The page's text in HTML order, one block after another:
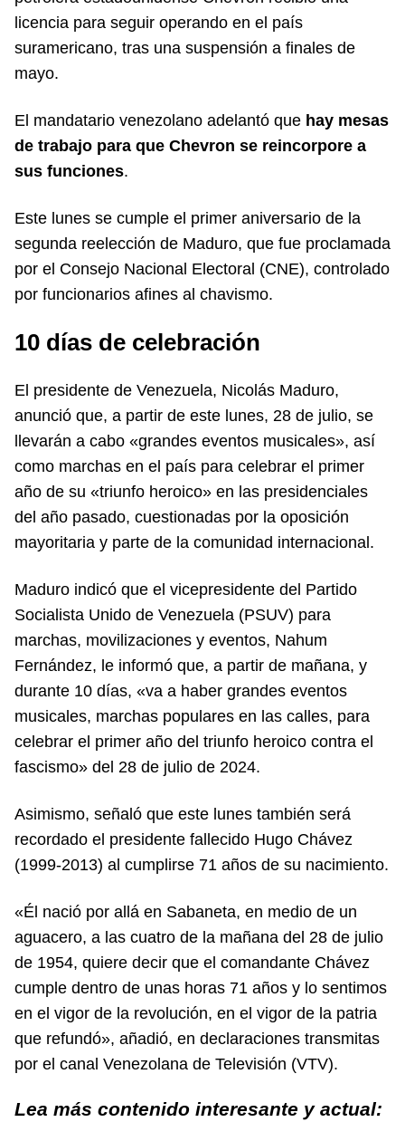
licencia para seguir operando en el país
suramericano, tras una suspensión a finales de
mayo.
El mandatario venezolano adelantó que hay mesas
de trabajo para que Chevron se reincorpore a
sus funciones.
Este lunes se cumple el primer aniversario de la
segunda reelección de Maduro, que fue proclamada
por el Consejo Nacional Electoral (CNE), controlado
por funcionarios afines al chavismo.
10 días de celebración
El presidente de Venezuela, Nicolás Maduro,
anunció que, a partir de este lunes, 28 de julio, se
llevarán a cabo «grandes eventos musicales», así
como marchas en el país para celebrar el primer
año de su «triunfo heroico» en las presidenciales
del año pasado, cuestionadas por la oposición
mayoritaria y parte de la comunidad internacional.
Maduro indicó que el vicepresidente del Partido
Socialista Unido de Venezuela (PSUV) para
marchas, movilizaciones y eventos, Nahum
Fernández, le informó que, a partir de mañana, y
durante 10 días, «va a haber grandes eventos
musicales, marchas populares en las calles, para
celebrar el primer año del triunfo heroico contra el
fascismo» del 28 de julio de 2024.
Asimismo, señaló que este lunes también será
recordado el presidente fallecido Hugo Chávez
(1999-2013) al cumplirse 71 años de su nacimiento.
«Él nació por allá en Sabaneta, en medio de un
aguacero, a las cuatro de la mañana del 28 de julio
de 1954, quiere decir que el comandante Chávez
cumple dentro de unas horas 71 años y lo sentimos
en el vigor de la revolución, en el vigor de la patria
que refundó», añadió, en declaraciones transmitas
por el canal Venezolana de Televisión (VTV).
Lea más contenido interesante y actual: